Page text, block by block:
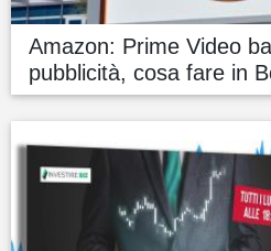
Amazon: Prime Video
pubblicità, cosa fare in